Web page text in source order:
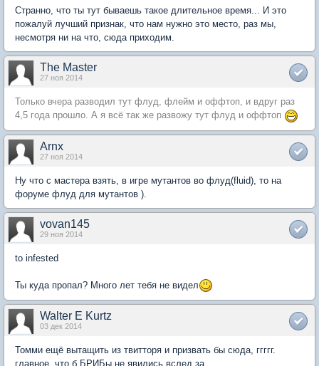
Странно, что ты тут бываешь такое длительное время... И это
пожалуй лучший признак, что нам нужно это место, раз мы,
несмотря ни на что, сюда приходим.
The Master
27 ноя 2014
Только вчера разводил тут флуд, флейм и оффтоп, и вдруг раз 
4,5 года прошло. А я всё так же развожу тут флуд и оффтоп
Arnx
27 ноя 2014
Ну что с мастера взять, в игре мутантов во флуд(fluid), то на
форуме флуд для мутантов ).
vovan145
29 ноя 2014
to infested
Ты куда пропал? Много лет тебя не видел
Walter E Kurtz
03 дек 2014
Томми ещё вытащить из твитторя и призвать бы сюда, ггггг.
главное, что б БРИБы не явились вслед за.